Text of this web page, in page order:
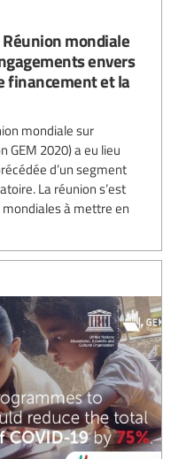
mondiale
envers
financement et la
mondiale sur
GEM 2020) a eu lieu
d’un segment
La réunion s’est
à mettre en